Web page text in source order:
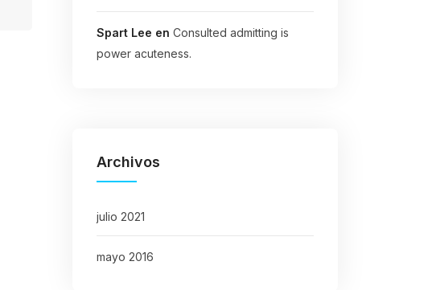
Spart Lee en Consulted admitting is
power acuteness.
Archivos
julio 2021
mayo 2016